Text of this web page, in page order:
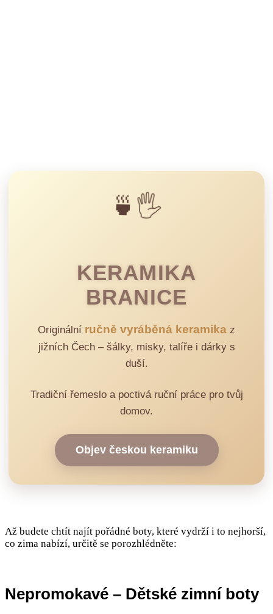
🍵🖐️
KERAMIKA
BRANICE
Originální ručně vyráběná keramika z
jižních Čech – šálky, misky, talíře i dárky s
duší.
Tradiční řemeslo a poctivá ruční práce pro tvůj
domov.
Objev českou keramiku
Až budete chtít najít pořádné boty, které vydrží i to nejhorší,
co zima nabízí, určitě se porozhlédněte:
Nepromokavé – Dětské zimní boty